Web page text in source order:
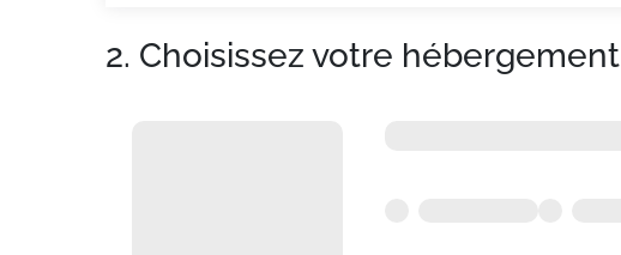
2. Choisissez votre hébergement